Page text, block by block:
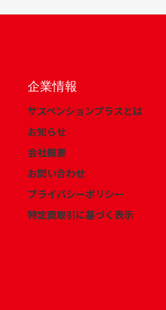
企業情報
サスペンションプラスとは
お知らせ
会社概要
お問い合わせ
プライバシーポリシー
特定商取引に基づく表示